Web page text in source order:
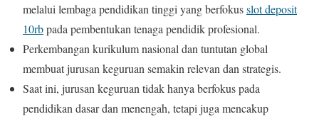
melalui lembaga pendidikan tinggi yang berfokusslot deposit
10rbpada pembentukan tenaga pendidik profesional.
Perkembangan kurikulum nasional dan tuntutan global
membuat jurusan keguruan semakin relevan dan strategis.
Saat ini, jurusan keguruan tidak hanya berfokus pada
pendidikan dasar dan menengah, tetapi juga mencakup